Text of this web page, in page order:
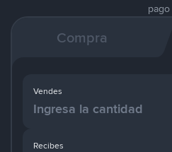
pago
Compra
Recibes
Vendes